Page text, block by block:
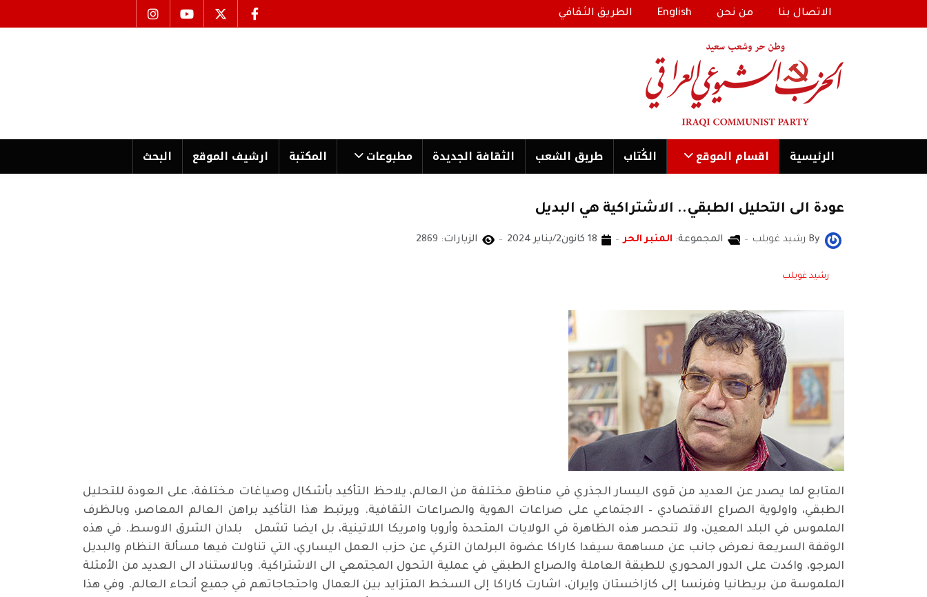
الاتصال بنا من نحن English الطريق الثقافي
الرئیسية اقسام الموقع الكُتاب طریق الشعب الثقافة الجدیدة مطبوعات المكتبة ارشیف الموقع البحث
عودة الى التحليل الطبقي.. الاشتراكية هي البديل
By رشيد غويلب المجموعة: المنبر الحر 18 كانون2/يناير 2024 الزيارات: 2869
رشيد غويلب
المتابع لما يصدر عن العديد من قوى اليسار الجذري في مناطق مختلفة من العالم، يلاحظ التأكيد بأشكال وصياغات مختلفة، على العودة للتحليل
الطبقي، واولوية الصراع الاقتصادي – الاجتماعي على صراعات الهوية والصراعات الثقافية. ويرتبط هذا التأكيد براهن العالم المعاصر، وبالظرف
الملموس في البلد المعين، ولا تنحصر هذه الظاهرة في الولايات المتحدة وأروبا وامريكا اللاتينية، بل ايضا تشمل بلدان الشرق الاوسط. في هذه
الوقفة السريعة نعرض جانب عن مساهمة سيفدا كاراكا عضوة البرلمان التركي عن حزب العمل اليساري، التي تناولت فيها مسألة النظام والبديل
المرجو، واكدت على الدور المحوري للطبقة العاملة والصراع الطبقي في عملية التحول المجتمعي الى الاشتراكية. وبالاستناد الى العديد من الأمثلة
الملموسة من بريطانيا وفرنسا إلى كازاخستان وإيران، اشارت كاراكا إلى السخط المتزايد بين العمال واحتجاجاتهم في جميع أنحاء العالم. وفي هذا